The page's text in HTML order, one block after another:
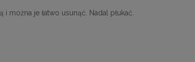
można je łatwo usunąć. Nadal płukać.